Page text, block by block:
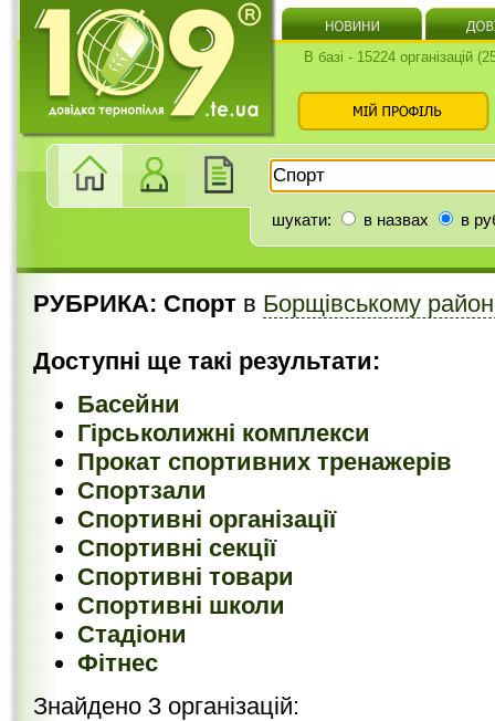
В базі - 15224 організацій
шукати: в назвах в
РУБРИКА: Спорт в Борщівському
Доступні ще такі результати:
Басейни
Гірськолижні комплекси
Прокат спортивних тренажерів
Спортзали
Спортивні організації
Спортивні секції
Спортивні товари
Спортивні школи
Стадіони
Фітнес
Знайдено 3 організацій: